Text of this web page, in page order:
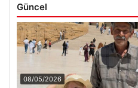
Güncel
08/05/2026